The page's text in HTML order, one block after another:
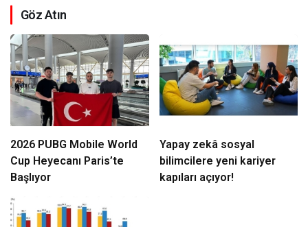
Göz Atın
2026 PUBG Mobile World
Cup Heyecanı Paris’te
Başlıyor
Yapay zekâ sosyal
bilimcilere yeni kariyer
kapıları açıyor!